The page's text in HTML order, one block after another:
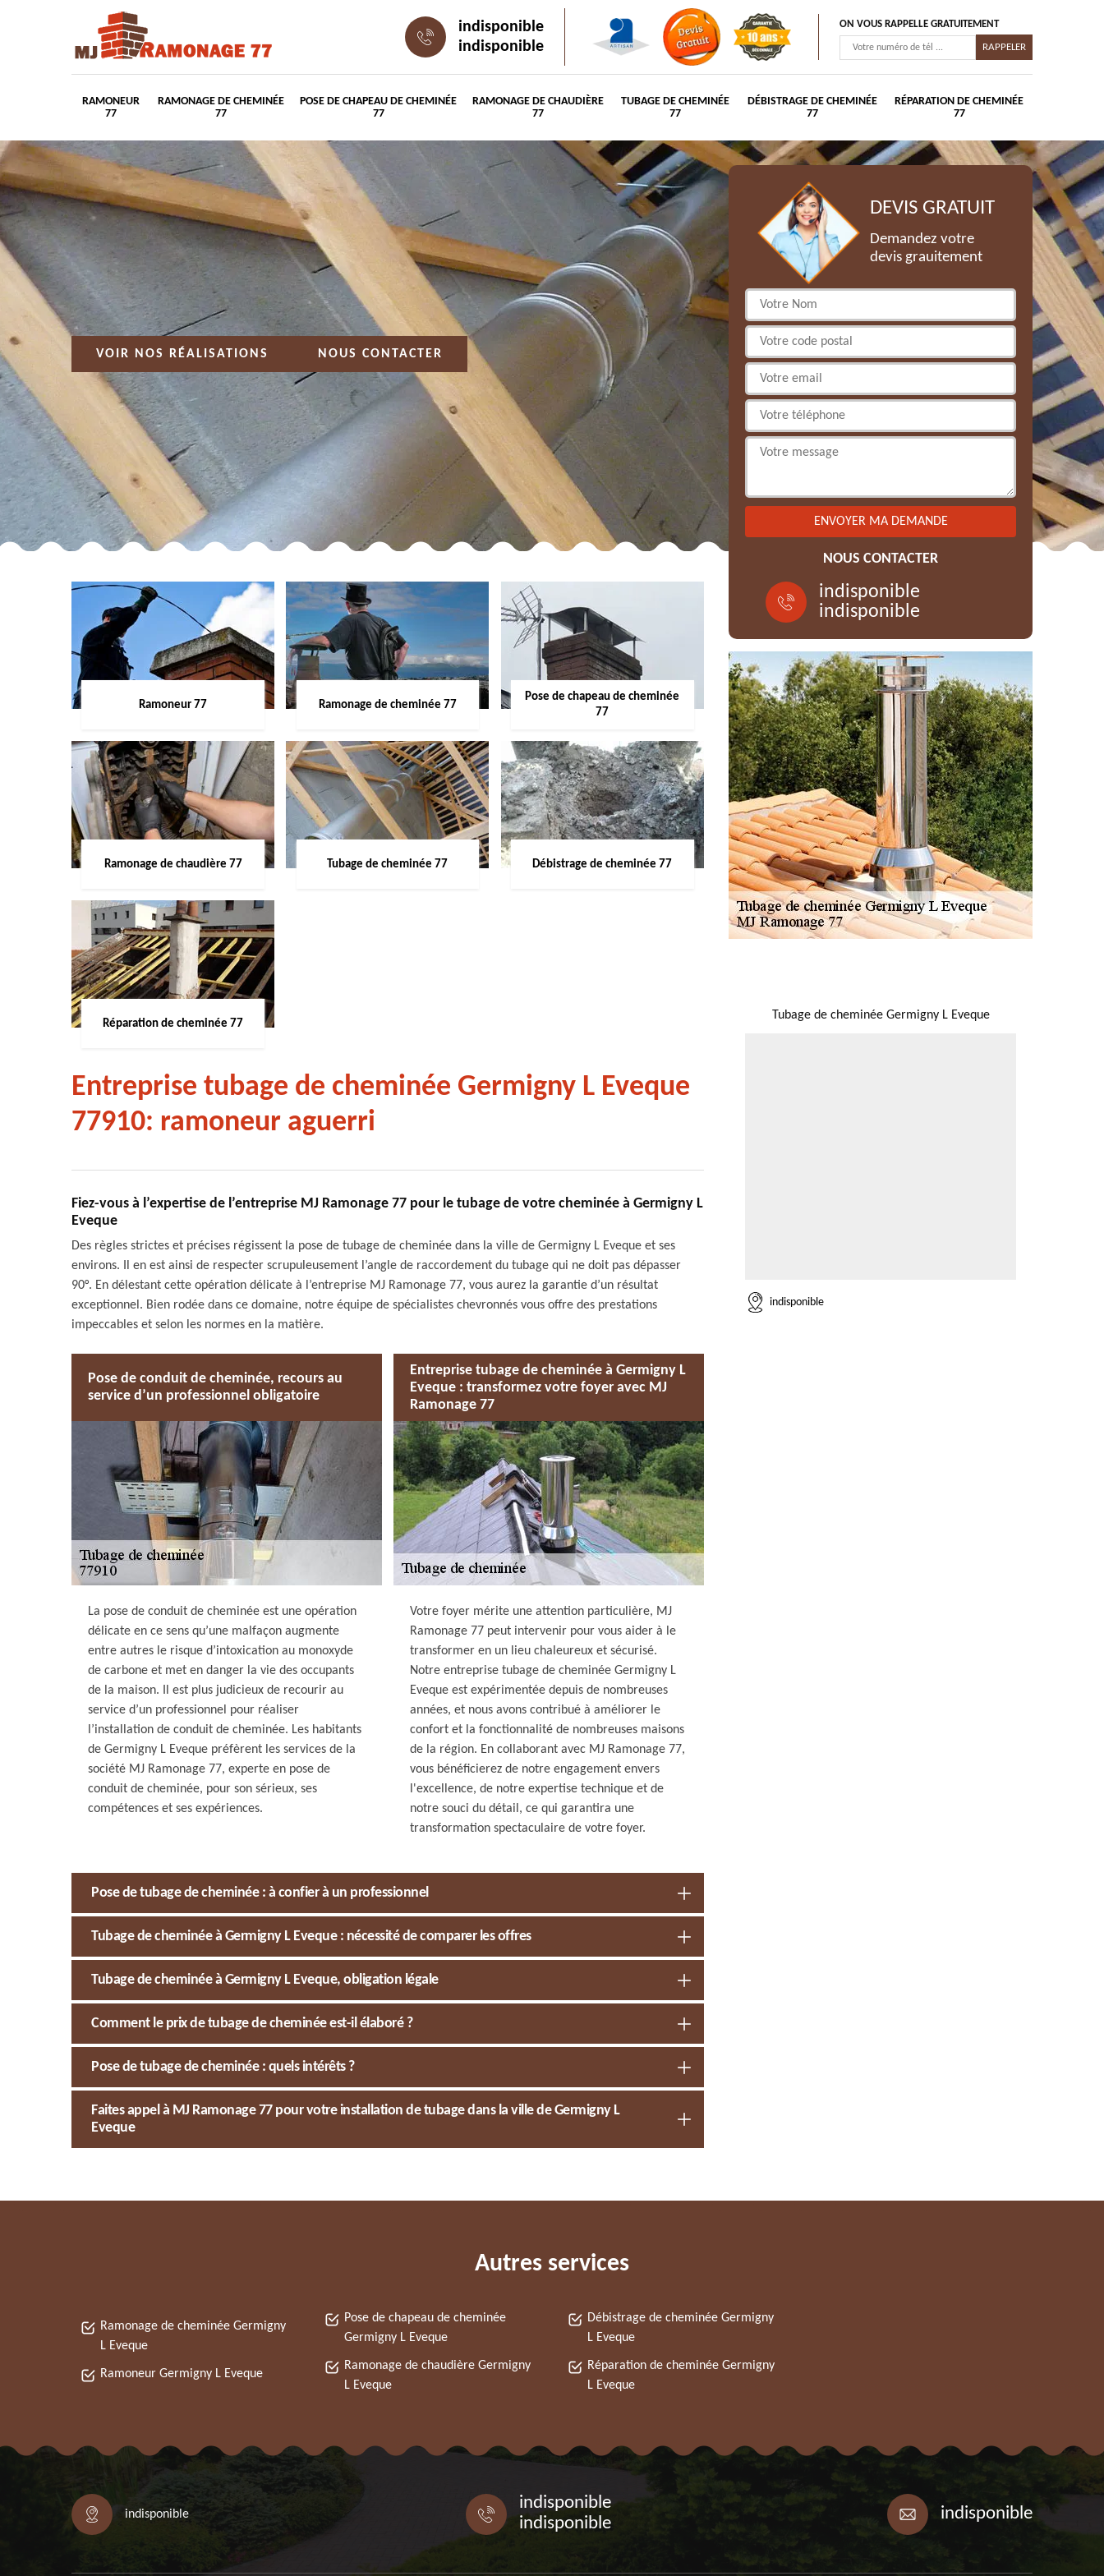
indisponible
indisponible
ON VOUS RAPPELLE GRATUITEMENT
RAMONEUR
77
RAMONAGE DE CHEMINÉE
77
POSE DE CHAPEAU DE CHEMINÉE
77
RAMONAGE DE CHAUDIÈRE
77
TUBAGE DE CHEMINÉE
77
DÉBISTRAGE DE CHEMINÉE
77
RÉPARATION DE CHEMINÉE
77
VOIR NOS RÉALISATIONS NOUS CONTACTER
Ramoneur 77 Ramonage de cheminée 77
Pose de chapeau de cheminée
77
Ramonage de chaudière 77 Tubage de cheminée 77 Débistrage de cheminée 77
Réparation de cheminée 77
Entreprise tubage de cheminée Germigny L Eveque
77910: ramoneur aguerri
Fiez-vous à l’expertise de l’entreprise MJ Ramonage 77 pour le tubage de votre cheminée à Germigny L
Eveque
Des règles strictes et précises régissent la pose de tubage de cheminée dans la ville de Germigny L Eveque et ses
environs. Il en est ainsi de respecter scrupuleusement l’angle de raccordement du tubage qui ne doit pas dépasser
90°. En délestant cette opération délicate à l’entreprise MJ Ramonage 77, vous aurez la garantie d’un résultat
exceptionnel. Bien rodée dans ce domaine, notre équipe de spécialistes chevronnés vous offre des prestations
impeccables et selon les normes en la matière.
Pose de conduit de cheminée, recours au
service d’un professionnel obligatoire
La pose de conduit de cheminée est une opération
délicate en ce sens qu’une malfaçon augmente
entre autres le risque d’intoxication au monoxyde
de carbone et met en danger la vie des occupants
de la maison. Il est plus judicieux de recourir au
service d’un professionnel pour réaliser
l’installation de conduit de cheminée. Les habitants
de Germigny L Eveque préfèrent les services de la
société MJ Ramonage 77, experte en pose de
conduit de cheminée, pour son sérieux, ses
compétences et ses expériences.
Entreprise tubage de cheminée à Germigny L
Eveque : transformez votre foyer avec MJ
Ramonage 77
Votre foyer mérite une attention particulière, MJ
Ramonage 77 peut intervenir pour vous aider à le
transformer en un lieu chaleureux et sécurisé.
Notre entreprise tubage de cheminée Germigny L
Eveque est expérimentée depuis de nombreuses
années, et nous avons contribué à améliorer le
confort et la fonctionnalité de nombreuses maisons
de la région. En collaborant avec MJ Ramonage 77,
vous bénéficierez de notre engagement envers
l'excellence, de notre expertise technique et de
notre souci du détail, ce qui garantira une
transformation spectaculaire de votre foyer.
Pose de tubage de cheminée : à confier à un professionnel
Tubage de cheminée à Germigny L Eveque : nécessité de comparer les offres
Tubage de cheminée à Germigny L Eveque, obligation légale
Comment le prix de tubage de cheminée est-il élaboré ?
Pose de tubage de cheminée : quels intérêts ?
Faites appel à MJ Ramonage 77 pour votre installation de tubage dans la ville de Germigny L
Eveque
DEVIS GRATUIT
Demandez votre
devis grauitement
NOUS CONTACTER
indisponible
indisponible
Tubage de cheminée Germigny L Eveque
indisponible
Autres services
Ramonage de cheminée Germigny
L Eveque
Ramoneur Germigny L Eveque
Pose de chapeau de cheminée
Germigny L Eveque
Ramonage de chaudière Germigny
L Eveque
Débistrage de cheminée Germigny
L Eveque
Réparation de cheminée Germigny
L Eveque
indisponible
indisponible
indisponible
indisponible